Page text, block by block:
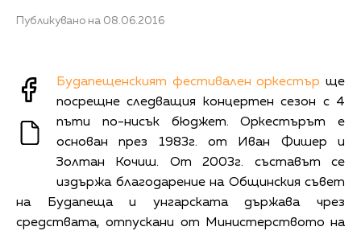
Публикувано на 08.06.2016
Будапещенският фестивален оркестър ще
посрещне следващия концертен сезон с 4
пъти по-нисък бюджет. Оркестърът е
основан през 1983г. от Иван Фишер и
Золтан Кочиш. От 2003г. съставът се
издържа благодарение на Общинския съвет
на Будапеща и унгарската държава чрез
средствата, отпускани от Министерството на